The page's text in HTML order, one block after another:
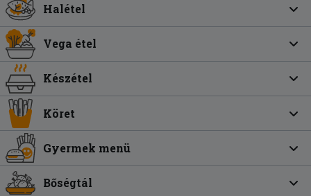
Halétel
Vega étel
Készétel
Köret
Gyermek menü
Bőségtál